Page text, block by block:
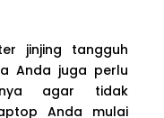
jinjing tangguh
Anda juga perlu
agar tidak
Anda mulai